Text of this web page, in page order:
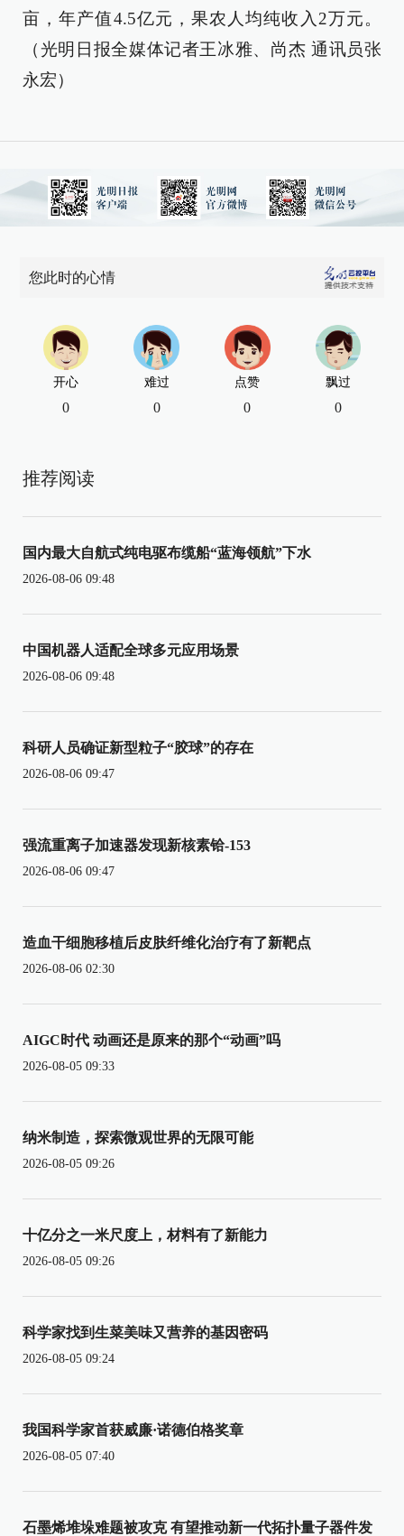
亩，年产值4.5亿元，果农人均纯收入2万元。
（光明日报全媒体记者王冰雅、尚杰 通讯员张
永宏）
您此时的心情
开心
0
难过
0
点赞
0
飘过
0
推荐阅读
国内最大自航式纯电驱布缆船“蓝海领航”下水
2026-08-06 09:48
中国机器人适配全球多元应用场景
2026-08-06 09:48
科研人员确证新型粒子“胶球”的存在
2026-08-06 09:47
强流重离子加速器发现新核素铪-153
2026-08-06 09:47
造血干细胞移植后皮肤纤维化治疗有了新靶点
2026-08-06 02:30
AIGC时代 动画还是原来的那个“动画”吗
2026-08-05 09:33
纳米制造，探索微观世界的无限可能
2026-08-05 09:26
十亿分之一米尺度上，材料有了新能力
2026-08-05 09:26
科学家找到生菜美味又营养的基因密码
2026-08-05 09:24
我国科学家首获威廉·诺德伯格奖章
2026-08-05 07:40
石墨烯堆垛难题被攻克 有望推动新一代拓扑量子器件发